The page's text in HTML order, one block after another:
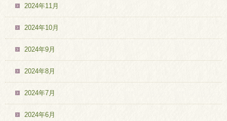
2024年11月
2024年10月
2024年9月
2024年8月
2024年7月
2024年6月